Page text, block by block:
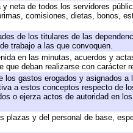
neta de todos los servidores
comisiones, dietas, bonos,
de los titulares de las
trabajo a las que convoquen.
en las minutas, acuerdos y
que deban realizarse con carácter
los gastos erogados y asignados
a estos conceptos respecto de
o ejerza actos de autoridad en
plazas y del personal de base,